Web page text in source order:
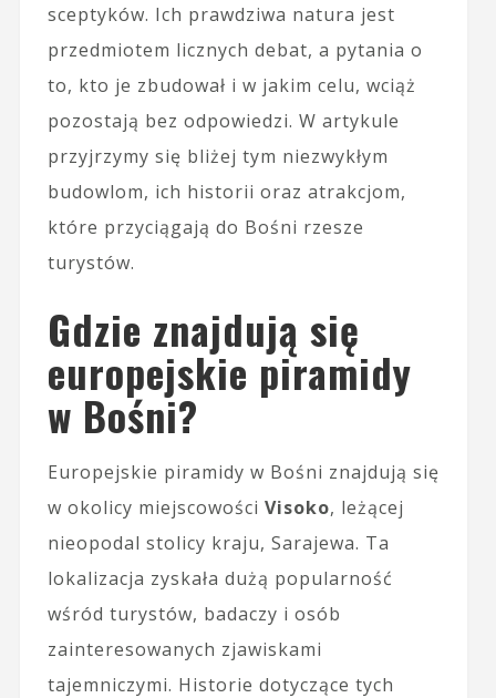
sceptyków. Ich prawdziwa natura jest
przedmiotem licznych debat, a pytania o
to, kto je zbudował i w jakim celu, wciąż
pozostają bez odpowiedzi. W artykule
przyjrzymy się bliżej tym niezwykłym
budowlom, ich historii oraz atrakcjom,
które przyciągają do Bośni rzesze
turystów.
Gdzie znajdują się
europejskie piramidy
w Bośni?
Europejskie piramidy w Bośni znajdują się
w okolicy miejscowości Visoko, leżącej
nieopodal stolicy kraju, Sarajewa. Ta
lokalizacja zyskała dużą popularność
wśród turystów, badaczy i osób
zainteresowanych zjawiskami
tajemniczymi. Historie dotyczące tych